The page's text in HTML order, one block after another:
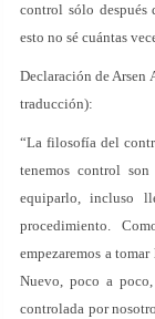
control sólo después
esto no sé cuántas
Declaración de
traducción):
“La filosofía del
tenemos control
equiparlo, incluso
procedimiento.
empezaremos a
Nuevo, poco a
controlada por